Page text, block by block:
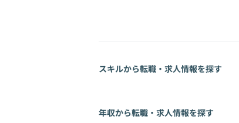
スキルから転職・求人情報を探す
年収から転職・求人情報を探す